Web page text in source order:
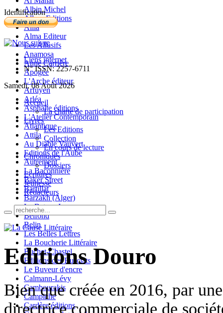
Albin Michel
Allary Editions
Allia
Alma Editeur
Les Allusifs
Anamosa
Anne Carrière
Apogée
L'Arche éditeur
Arfuyen
Arléa
Asphalte éditions
L'Atelier Contemporain
Atlantique
Attila
Au Diable Vauvert
Editions de l'Aube
Autrement
La Baconnière
Baker Street
Bartillat
Barzakh (Alger)
Le Bateau Ivre
Belfond
Belin
Les Belles Lettres
La Boucherie Littéraire
Buchet-Chastel
Editions des Busclats
Le Buveur d'encre
Calmann-Lévy
Cambourakis
Campiche
Cardère éditions
Identification
Liens internet
N° ISSN: 2257-6711
Samedi, 08 Août 2026
Accueil
La charte de participation
Livres
Les Editions
Collection
En cours de lecture
Chroniques
Dossiers
Ecritures
Jeunesse
Rédacteurs
Editions Douro
Bien que créée en 2016, par
directrice commerciale de